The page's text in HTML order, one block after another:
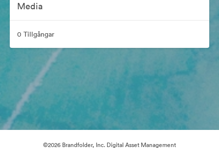
Media
0 Tillgångar
©2026 Brandfolder, Inc. Digital Asset Management